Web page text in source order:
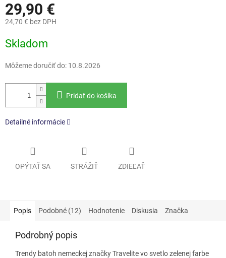
29,90 €
24,70 € bez DPH
cena:
Skladom
Môžeme doručiť do: 10.8.2026
Pridať do košíka
Detailné informácie
OPÝTAŤ SA STRÁŽIŤ ZDIEĽAŤ
Popis Podobné (12) Hodnotenie Diskusia Značka
Podrobný popis
Trendy batoh nemeckej značky Travelitevo svetlo zelenej farbe